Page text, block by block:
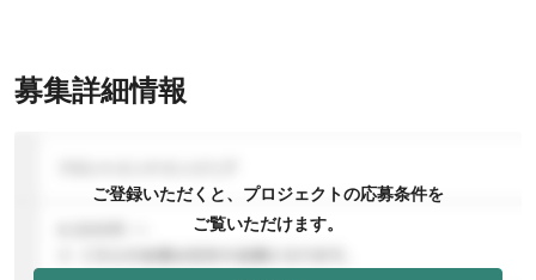
募集詳細情報
ご登録いただくと、プロジェクトの応募条件を
ご覧いただけます。